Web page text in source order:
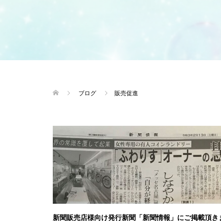
ブログ 販売促進
新聞販売店様向け発行新聞「新聞情報」にご掲載頂き